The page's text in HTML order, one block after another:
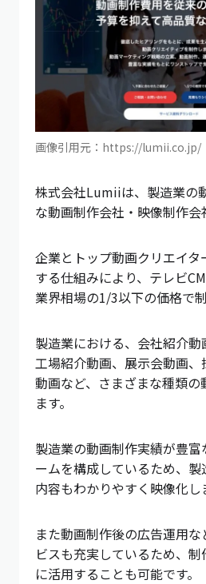
画像引用元：https://lumii.co.jp/
株式会社Lumiiは、製造業の
な動画制作会社・映像制作会
企業とトップ動画クリエイ
する仕組みにより、テレビ
業界相場の1/3以下の価格で制
製造業における、会社紹介動
工場紹介動画、展示会動画
動画など、さまざまな種類の
ます。
製造業の動画制作実績が豊
ームを構成しているため、
内容もわかりやすく映像化し
また動画制作後の広告運用
ビスも充実しているため、
に活用することも可能です。